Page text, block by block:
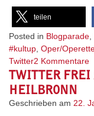
teilen
Posted in Blogparade,
#kultup, Oper/
Twitter2 Kommentarezu
TWITTER FREI
HEILBRONN
Geschrieben am 22.